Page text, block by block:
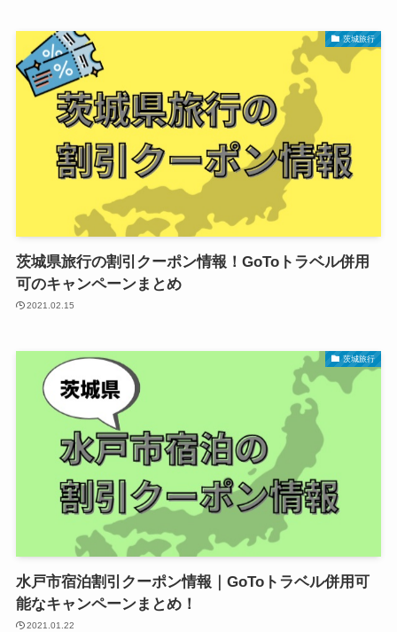
茨城旅行
茨城県旅行の割引クーポン情報！GoToトラベル併用
可のキャンペーンまとめ
2021.02.15
茨城旅行
水戸市宿泊割引クーポン情報｜GoToトラベル併用可
能なキャンペーンまとめ！
2021.01.22